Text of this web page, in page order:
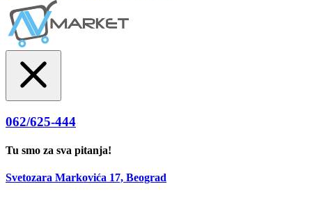
062/625-444
Tu smo za sva pitanja!
Svetozara Markovića 17, Beograd